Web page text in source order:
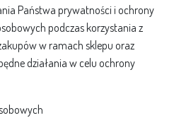
Państwa prywatności i ochrony
podczas korzystania z
w ramach sklepu oraz
działania w celu ochrony